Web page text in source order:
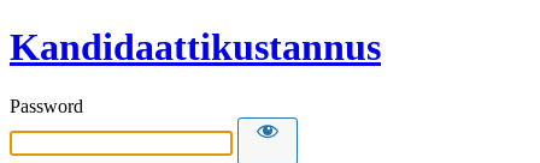
Kandidaattikustannus
Password